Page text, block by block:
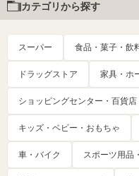
カテゴリから探す
スーパー 食品・菓子・飲
ドラッグストア 家具・ホ
ショッピングセンター・百貨店
キッズ・ベビー・おもちゃ
車・バイク スポーツ用品